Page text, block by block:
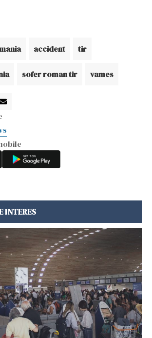
accident tir
sofer roman tir vames
INTERES